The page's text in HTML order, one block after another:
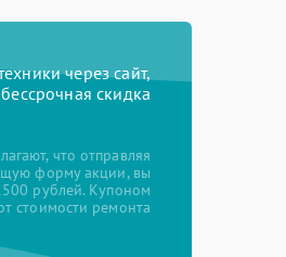
через сайт,
скидка
что отправляя
форму акции, вы
рублей. Купоном
стоимости ремонта